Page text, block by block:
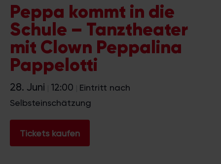
Peppa kommt in die
Schule – Tanztheater
mit Clown Peppalina
Pappelotti
28. Juni 12:00
Eintritt nach
Selbsteinschätzung
Tickets kaufen